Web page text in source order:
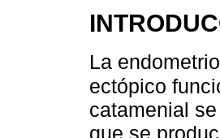
La
ectópico
catamenial